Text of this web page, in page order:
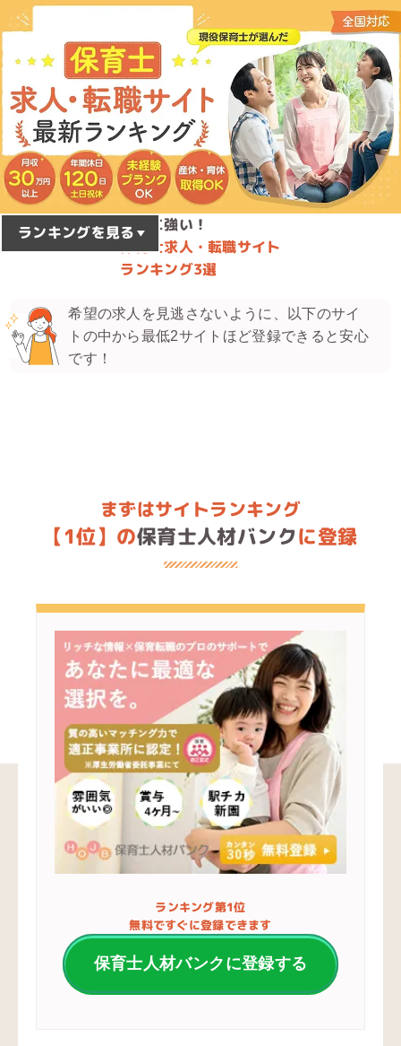
2026年8月最新版
ランキングを見る
沖縄
に強い！
保育士求人・転職サイト
ランキング3選
希望の求人を見逃さないように、以下のサイ
トの中から最低2サイトほど登録できると安心
です！
まずはサイトランキング
【1位】の保育士人材バンクに登録
ランキング第1位
無料ですぐに登録できます
保育士人材バンクに登録する